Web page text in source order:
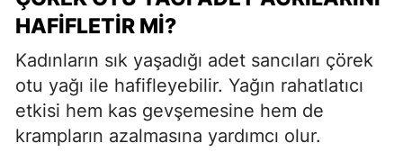
HAFIFLETIR MI?
Kadınların sık yaşadığı adet sancıları çörek
otu yağı ile hafifleyebilir. Yağın rahatlatıcı
etkisi hem kas gevşemesine hem de
krampların azalmasına yardımcı olur.